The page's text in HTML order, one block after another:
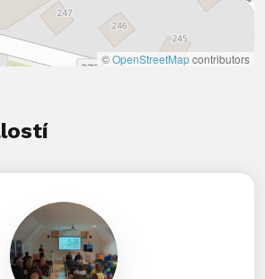
©OpenStreetMapcontributors